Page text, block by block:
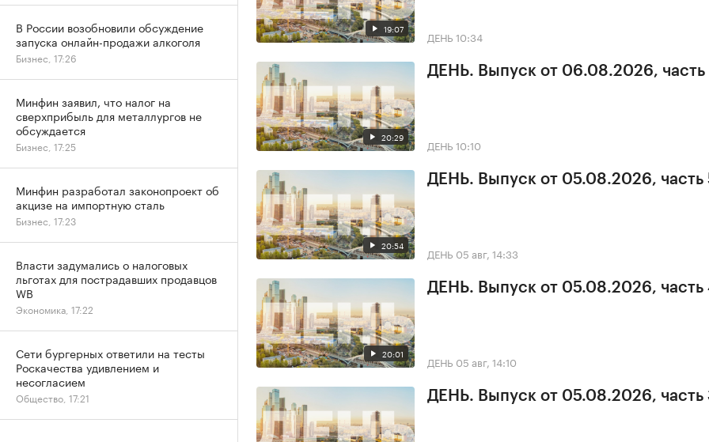
19:07 ДЕНЬ 10:34
20:29
ДЕНЬ. Выпуск от 06.08.2026, часть
ДЕНЬ 10:10
20:54
ДЕНЬ. Выпуск от 05.08.2026, часть
ДЕНЬ 05 авг, 14:33
20:01
ДЕНЬ. Выпуск от 05.08.2026, часть
ДЕНЬ 05 авг, 14:10
ДЕНЬ. Выпуск от 05.08.2026, часть
В России возобновили обсуждение
запуска онлайн-продажи алкоголя
Бизнес, 17:26
Минфин заявил, что налог на
сверхприбыль для металлургов не
обсуждается
Бизнес, 17:25
Минфин разработал законопроект об
акцизе на импортную сталь
Бизнес, 17:23
Власти задумались о налоговых
льготах для пострадавших продавцов
WB
Экономика, 17:22
Сети бургерных ответили на тесты
Роскачества удивлением и
несогласием
Общество, 17:21